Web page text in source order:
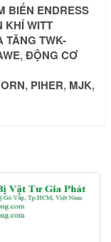
BIẾN ENDRESS
KHÍ WITT
TĂNG TWK-
,ĐỘNG CƠ
, PIHER, MJK,